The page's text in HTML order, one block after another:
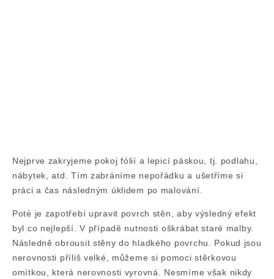
Nejprve zakryjeme pokoj fólií a lepicí páskou, tj. podlahu,
nábytek, atd. Tím zabráníme nepořádku a ušetříme si
práci a čas následným úklidem po malování.
Poté je zapotřebí upravit povrch stěn, aby výsledný efekt
byl co nejlepší. V případě nutnosti oškrábat staré malby.
Následně obrousit stěny do hladkého povrchu. Pokud jsou
nerovnosti příliš velké, můžeme si pomoci stěrkovou
omítkou, která nerovnosti vyrovná. Nesmíme však nikdy